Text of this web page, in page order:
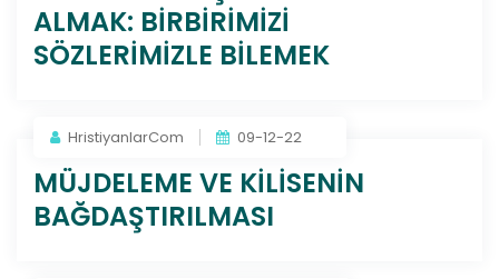
ALMAK: BİRBİRİMİZİ
SÖZLERİMİZLE BİLEMEK
HristiyanlarCom 09-12-22
MÜJDELEME VE KİLİSENİN
BAĞDAŞTIRILMASI